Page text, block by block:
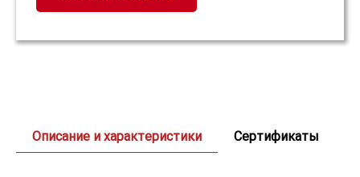
Описание и характеристики Сертификаты